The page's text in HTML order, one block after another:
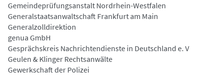
Gemeindeprüfungsanstalt Nordrhein-Westfalen
Generalstaatsanwaltschaft Frankfurt am Main
Generalzolldirektion
genua GmbH
Gesprächskreis Nachrichtendienste in Deutschland e. V
Geulen & Klinger Rechtsanwälte
Gewerkschaft der Polizei